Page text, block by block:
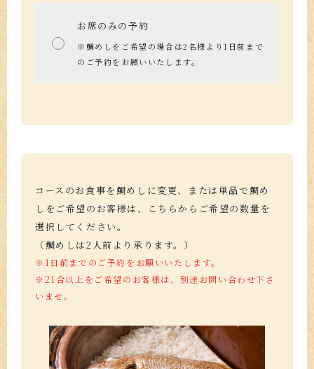
お席のみの予約
※鯛めしをご希望の場合は2名様より1日前まで
のご予約をお願いいたします。
コースのお食事を鯛めしに変更、または単品で鯛め
しをご希望のお客様は、こちらからご希望の数量を
選択してください。
（鯛めしは2人前より承ります。）
※1日前までのご予約をお願いいたします。
※21合以上をご希望のお客様は、別途お問い合わせ下さ
いませ。